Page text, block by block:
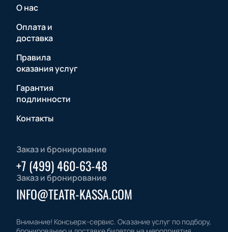
О нас
Оплата и
доставка
Правила
оказания услуг
Гарантия
подлинности
Контакты
Заказ и бронирование
+7 (499) 460-63-48
Заказ и бронирование
INFO@TEATR-KASSA.COM
Внимание! Консьерж-сервис. Оказание услуг по подбору,